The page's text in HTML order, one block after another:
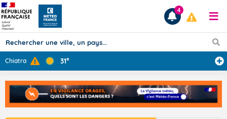
Prévisions
TOUS LES RÉSULTATS
4
Chiatra 31°